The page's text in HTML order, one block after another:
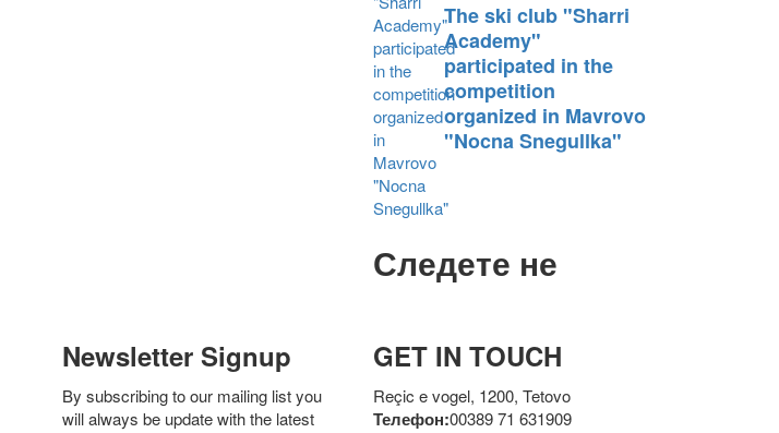
The ski club "Sharri
Academy"
participated in the
competition
organized in Mavrovo
"Nocna Snegullka"
Следете не
Newsletter Signup
By subscribing to our mailing list you
will always be update with the latest
GET IN TOUCH
Reçic e vogel, 1200, Tetovo
Телефон:00389 71 631909